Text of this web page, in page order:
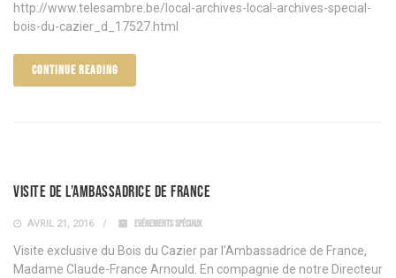
http://www.telesambre.be/local-archives-local-archives-special-
bois-du-cazier_d_17527.html
CONTINUE READING
Visite de l’ambassadrice de France
AVRIL 21, 2016 EVÉNEMENTS SPÉCIAUX
Visite exclusive du Bois du Cazier par l’Ambassadrice de France,
Madame Claude-France Arnould. En compagnie de notre Directeur